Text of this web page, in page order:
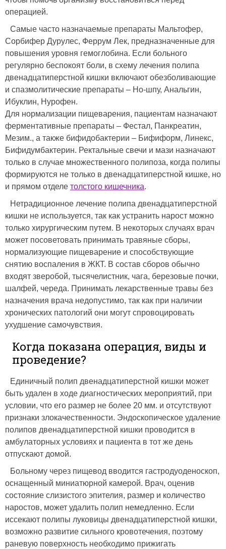
операцией.
Самые часто назначаемые препараты Мальтофер,
Сорбифер Дурулес, Феррум Лек, предназначенные для
повышения уровня гемоглобина. Если больного
регулярно беспокоят боли, в схему лечения полипа
двенадцатиперстной кишки включают обезболивающие
и спазмолитические препараты – Но-шпу, Анальгин,
Ибуклин, Нурофен.
Для нормализации пищеварения, пациентам назначают
ферментативные препараты – Фестал, Панкреатин,
Мезим., а также бифидобактерии – Бифиформ, Линекс,
Бифидумбактерин. Ректальные свечи и мази назначают
только в случае множественного полипоза, когда полипы
формируются не только в двенадцатиперстной кишке, но
и прямом отделе толстого кишечника.
Нетрадиционное лечение полипа двенадцатиперстной
кишки не используется, так как устранить нарост можно
только хирургическим путем. В некоторых случаях врач
может посоветовать принимать травяные сборы,
нормализующие пищеварение и способствующие
снятию воспаления в ЖКТ. В состав сборов обычно
входят зверобой, тысячелистник, чага, березовые почки,
шалфей, череда. Принимать лекарственные травы без
назначения врача недопустимо, так как при наличии
хронических патологий они могут спровоцировать
ухудшение самочувствия.
Когда показана операция, виды и
проведение?
Единичный полип двенадцатиперстной кишки может
быть удален в ходе диагностических мероприятий, при
условии, что его размер не более 20 мм. и отсутствуют
признаки злокачественности. Эндоскопическое удаление
полипов двенадцатиперстной кишки проводится в
амбулаторных условиях и пациента в тот же день
отпускают домой.
Больному через пищевод вводится гастродуоденоскоп,
оснащенный миниатюрной камерой. Врач, оценив
состояние слизистого эпителия, размер и количество
наростов, может удалить полип немедленно. Если
иссекают полипы луковицы двенадцатиперстной кишки,
возможно развитие сильного кровотечения, поэтому
раневую поверхность необходимо прижигать